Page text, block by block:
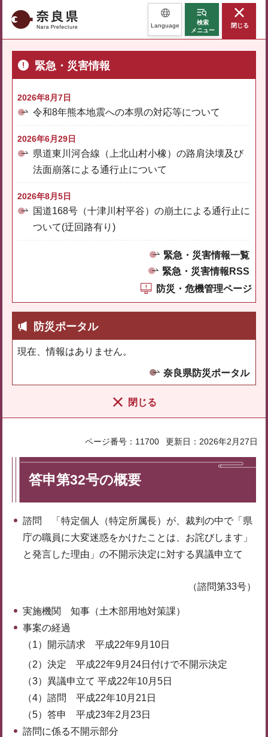
奈良県 Language
検索
メニュー
閉じる
緊急・災害情報
2026年8月7日
令和8年熊本地震への本県の対応等について
2026年6月29日
県道東川河合線（上北山村小橡）の路肩決壊及び
法面崩落による通行止について
2026年8月5日
国道168号（十津川村平谷）の崩土による通行止に
ついて(迂回路有り)
緊急・災害情報一覧
緊急・災害情報RSS
防災・危機管理ページ
防災ポータル
現在、情報はありません。
奈良県防災ポータル
閉じる
ページ番号：11700 更新日：2026年2月27日
答申第32号の概要
諮問 「特定個人（特定所属長）が、裁判の中で「県
庁の職員に大変迷惑をかけたことは、お詫びします」
と発言した理由」の不開示決定に対する異議申立て
（諮問第33号）
実施機関 知事（土木部用地対策課）
事案の経過
（1）開示請求 平成22年9月10日
（2）決定 平成22年9月24日付けで不開示決定
（3）異議申立て 平成22年10月5日
（4）諮問 平成22年10月21日
（5）答申 平成23年2月23日
諮問に係る不開示部分